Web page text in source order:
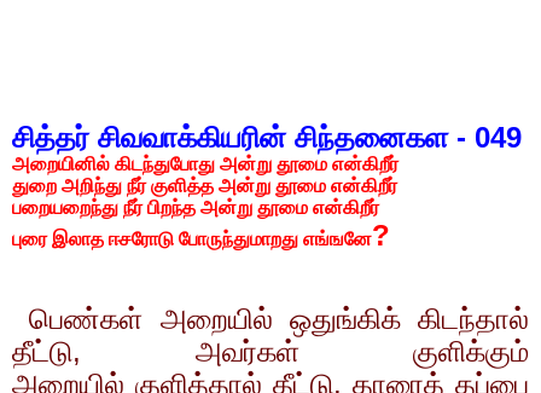
சித்தர் சிவவாக்கியரின் சிந்தனைகள - 049
அறையினில் கிடந்துபோது அன்று தூமை என்கிறீர்
துறை அறிந்து நீர் குளித்த அன்று தூமை என்கிறீர்
பறையறைந்து நீர் பிறந்த அன்று தூமை என்கிறீர்
புரை இலாத ஈசரோடு போருந்துமாறது எங்ஙனே?
பெண்கள் அறையில் ஒதுங்கிக் கிடந்தால்
தீட்டு, அவர்கள் குளிக்கும்
அறையில் குளித்தால் தீட்டு, தாரைத் தப்பை